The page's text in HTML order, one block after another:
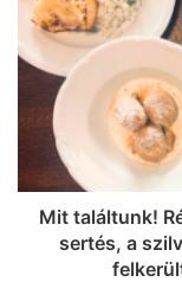
Mit találtunk!
sertés, a